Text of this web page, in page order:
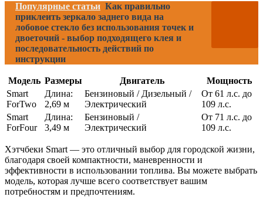
Популярные статьи Как правильно
приклеить зеркало заднего вида на
лобовое стекло без использования точек и
двоеточий - выбор подходящего клея и
последовательность действий по
инструкции
Модель Размеры Двигатель
Мощность
Smart
ForTwo
Длина:
2,69 м
Бензиновый / Дизельный /
Электрический
От 61 л.с. до
109 л.с.
Smart
ForFour
Длина:
3,49 м
Бензиновый /
Электрический
От 71 л.с. до
109 л.с.
Хэтчбеки Smart — это отличный выбор для городской жизни,
благодаря своей компактности, маневренности и
эффективности в использовании топлива. Вы можете выбрать
модель, которая лучше всего соответствует вашим
потребностям и предпочтениям.